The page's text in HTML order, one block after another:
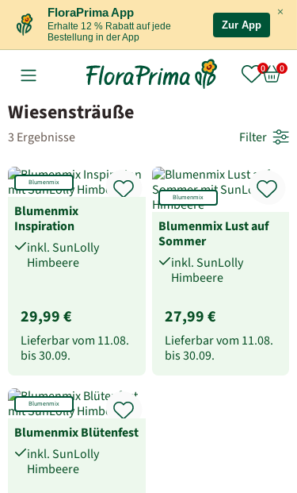
×
FloraPrima App
Erhalte 12 % Rabatt auf jede
Bestellung in der App
Zur App
Wiesensträuße
3 Ergebnisse Filter
Blumenmix
Blumenmix
Inspiration
inkl. SunLolly
Himbeere
29,99 €
Lieferbar vom 11.08.
bis30.09.
Blumenmix
Blumenmix Lust auf
Sommer
inkl. SunLolly
Himbeere
27,99 €
Lieferbar vom 11.08.
bis30.09.
Blumenmix
Blumenmix Blütenfest
inkl. SunLolly
Himbeere